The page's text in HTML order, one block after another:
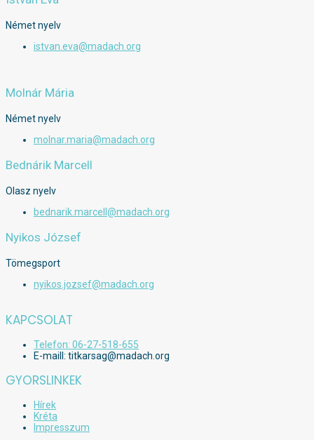
Német nyelv
istvan.eva@madach.org
Molnár Mária
Német nyelv
molnar.maria@madach.org
Bednárik Marcell
Olasz nyelv
bednarik.marcell@madach.org
Nyikos József
Tömegsport
nyikos.jozsef@madach.org
KAPCSOLAT
Telefon: 06-27-518-655
E-maill: titkarsag@madach.org
GYORSLINKEK
Hírek
Kréta
Impresszum